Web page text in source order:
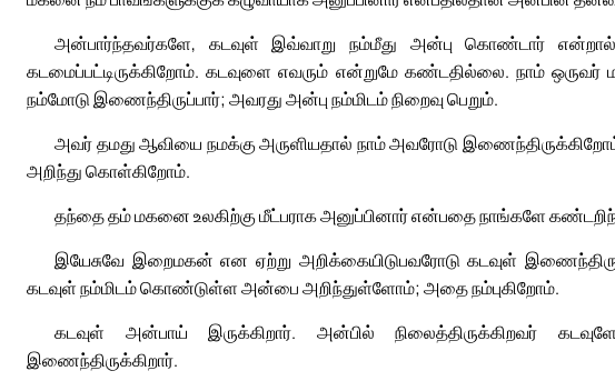
அன்பார்ந்தவர்களே, கடவுள் இவ்வாறு நம்மீது அன்பு கொண்டார்
கடமைப்பட்டிருக்கிறோம். கடவுளை எவரும் என்றுமே கண்டதில்லை. நாம்
நம்மோடு இணைந்திருப்பார்; அவரது அன்பு நம்மிடம் நிறைவு பெறும்.
அவர் தமது ஆவியை நமக்கு அருளியதால் நாம் அவரோடு
அறிந்து கொள்கிறோம்.
தந்தை தம் மகனை உலகிற்கு மீட்பராக அனுப்பினார் என்பதை நாங்களே
இயேசுவே இறைமகன் என ஏற்று அறிக்கையிடுபவரோடு கடவுள்
கடவுள் நம்மிடம் கொண்டுள்ள அன்பை அறிந்துள்ளோம்; அதை நம்புகிறோம்.
கடவுள் அன்பாய் இருக்கிறார். அன்பில் நிலைத்திருக்கிறவர்
இணைந்திருக்கிறார்.